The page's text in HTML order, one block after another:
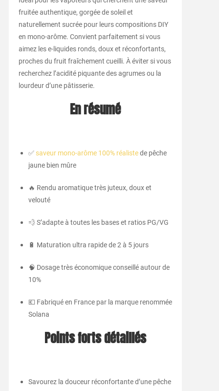
fruitée authentique, gorgée de soleil et
naturellement sucrée pour leurs compositions DIY
en mono-arôme. Convient parfaitement si vous
aimez les e-liquides ronds, doux et réconfortants,
proches du fruit fraîchement cueilli. À éviter si vous
recherchez l’acidité piquante des agrumes ou la
lourdeur d’une pâtisserie.
En résumé
✅ saveur mono-arôme 100% réalistede pêche
jaune bien mûre
🔥 Rendu aromatique très juteux, doux et
velouté
💨 S’adapte à toutes les bases et ratios PG/VG
🔋 Maturation ultra rapide de 2 à 5 jours
🧠 Dosage très économique conseillé autour de
10%
💶 Fabriqué en France par la marque renommée
Solana
Points forts détaillés
Savourez la douceur réconfortante d’une pêche